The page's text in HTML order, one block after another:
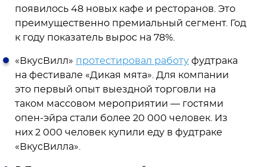
появилось 48 новых кафе и ресторанов. Это
преимущественно премиальный сегмент. Год
к году показатель вырос на 78%.
«ВкусВилл» протестировал работу фудтрака
на фестивале «Дикая мята». Для компании
это первый опыт выездной торговли на
таком массовом мероприятии — гостями
опен-эйра стали более 20 000 человек. Из
них 2 000 человек купили еду в фудтраке
«ВкусВилла».